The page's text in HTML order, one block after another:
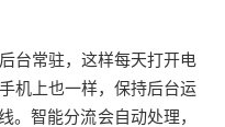
台常驻，这样每天打开电
机上也一样，保持后台运
。智能分流会自动处理，